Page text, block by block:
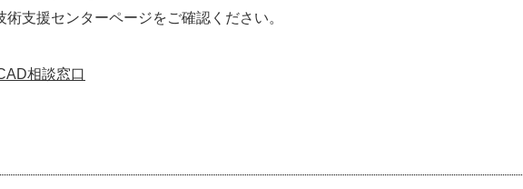
支援センターページをご確認ください。
相談窓口